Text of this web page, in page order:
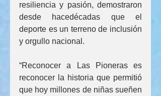
resiliencia y pasión, demostraron
desde hacedécadas que el
deporte es un terreno de inclusión
y orgullo nacional.
“Reconocer a Las Pioneras es
reconocer la historia que permitió
que hoy millones de niñas sueñen